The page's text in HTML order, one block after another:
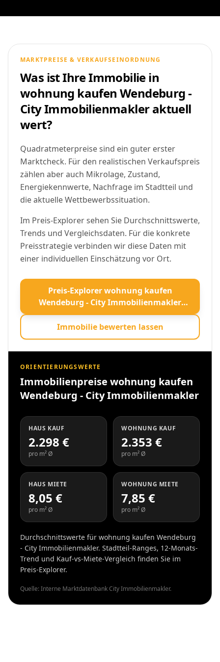
MARKTPREISE & VERKAUFSEINORDNUNG
Was ist Ihre Immobilie in
wohnung kaufen Wendeburg -
City Immobilienmakler aktuell
wert?
Quadratmeterpreise sind ein guter erster
Marktcheck. Für den realistischen Verkaufspreis
zählen aber auch Mikrolage, Zustand,
Energiekennwerte, Nachfrage im Stadtteil und
die aktuelle Wettbewerbssituation.
Im Preis-Explorer sehen Sie Durchschnittswerte,
Trends und Vergleichsdaten. Für die konkrete
Preisstrategie verbinden wir diese Daten mit
einer individuellen Einschätzung vor Ort.
Preis-Explorer wohnung kaufen
Wendeburg - City Immobilienmakler
öffnen
Immobilie bewerten lassen
ORIENTIERUNGSWERTE
Immobilienpreise wohnung kaufen
Wendeburg - City Immobilienmakler
HAUS KAUF
2.298 €
pro m² Ø
WOHNUNG KAUF
2.353 €
pro m² Ø
HAUS MIETE
8,05 €
pro m² Ø
WOHNUNG MIETE
7,85 €
pro m² Ø
Durchschnittswerte für wohnung kaufen Wendeburg
- City Immobilienmakler. Stadtteil-Ranges, 12-Monats-
Trend und Kauf-vs-Miete-Vergleich finden Sie im
Preis-Explorer.
Quelle: Interne Marktdatenbank City Immobilienmakler.